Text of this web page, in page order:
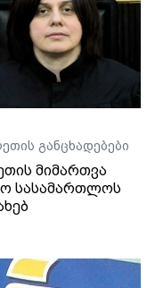
განცხადებები
მიმართვა
სასამართლოს